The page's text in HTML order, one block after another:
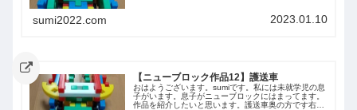
sumi2022.com 2023.01.10
【ニューブロック作品12】護送車
おはようございます。sumiです。私には未就学児の息
子がいます。息子がニューブロックにはまってます。
作品を紹介したいと思います。護送車奥の方です右か